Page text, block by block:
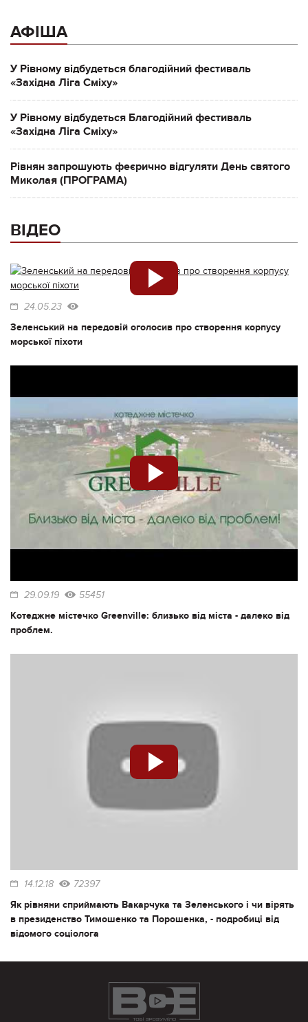
АФІША
У Рівному відбудеться благодійний фестиваль
«Західна Ліга Сміху»
У Рівному відбудеться Благодійний фестиваль
«Західна Ліга Сміху»
Рівнян запрошують феєрично відгуляти День святого
Миколая (ПРОГРАМА)
ВІДЕО
24.05.23
Зеленський на передовій оголосив про створення корпусу
морської піхоти
29.09.19 55451
Котеджне містечко Greenville: близько від міста - далеко від
проблем.
14.12.18 72397
Як рівняни сприймають Вакарчука та Зеленського і чи вірять
в президенство Тимошенко та Порошенка, - подробиці від
відомого соціолога